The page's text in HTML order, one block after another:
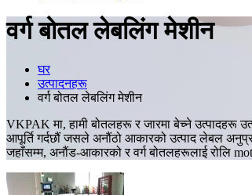
वर्ग बोतल लेबलिंग मेशीन
घर
उत्पादनहरू
वर्ग बोतल लेबलिंग मेशीन
VKPAK मा, हामी बोतलहरू र जारमा बेच्ने उत्पादहरू
आपूर्ति गर्दछौं जसले अनौंठो आकारको उत्पाद लेबल
जहाँसम्म, अनौंड-आकारको र वर्ग बोतलहरूलाई रोलि